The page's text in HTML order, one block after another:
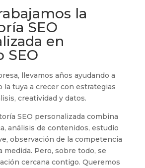
la
SEO
en
SEO
llevamos años ayudando a
la tuya a crecer con estrategias
creatividad y datos.
SEO personalizada combina
análisis de contenidos, estudio
observación de la competencia
medida. Pero, sobre todo, se
cercana contigo. Queremos